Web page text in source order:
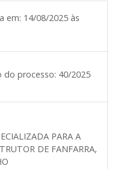
em: 14/08/2025 às
do processo: 40/2025
PARA A
DE FANFARRA,